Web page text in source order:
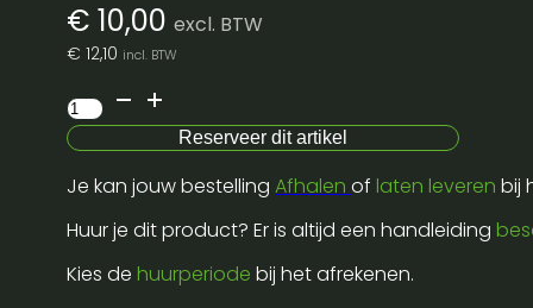
€ 10,00 excl. BTW
€ 12,10 incl. BTW
ACT
hdmi
extender
50m
set
aantal
Reserveer dit artikel
Je kan jouw bestelling Afhalen of laten leveren bij
Huur je dit product? Er is altijd een handleiding
Kies de huurperiode bij het afrekenen.